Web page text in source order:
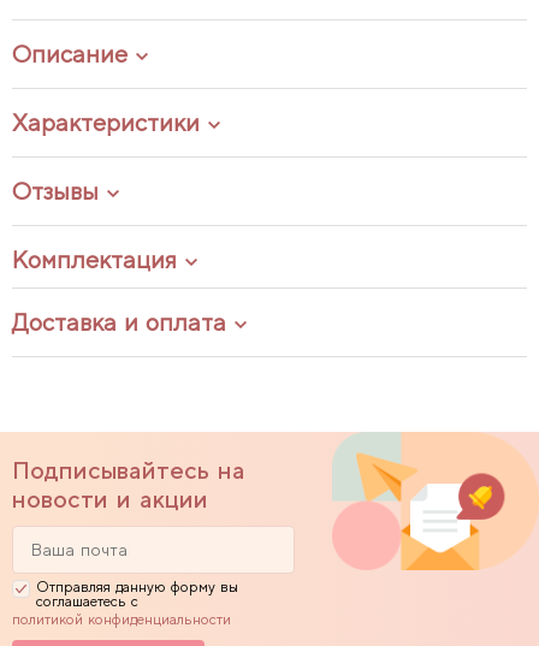
Описание
Характеристики
Отзывы
Комплектация
Доставка и оплата
Подписывайтесь на
новости и акции
Отправляя данную форму вы
соглашаетесь с
политикой конфиденциальности